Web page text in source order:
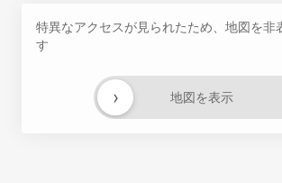
特異なアクセスが見られたため、地図を非
す
地図を表示
›